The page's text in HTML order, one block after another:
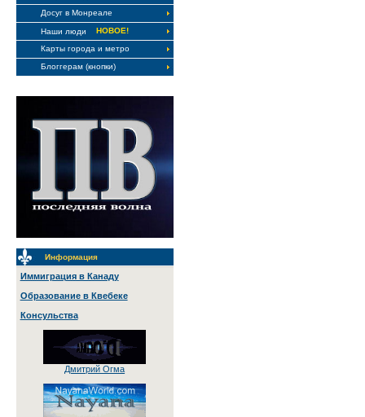
Досуг в Монреале
Наши люди
НОВОЕ!
Карты города и метро
Блоггерам (кнопки)
Информация
Иммиграция в Канаду
Образование в Квебеке
Консульства
Дмитрий Огма